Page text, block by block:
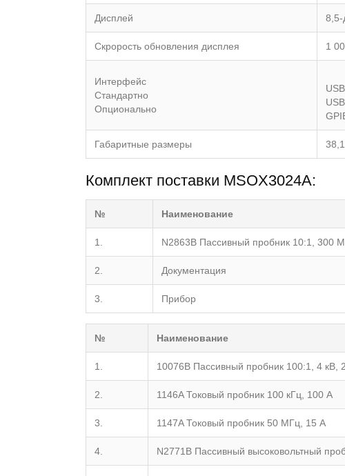
Дисплей 8,5-
Скрорость обновления дисплея 1
Интерфейс
Стандартно
Опционально
Габаритные размеры
Комплект поставки MSOX3024A:
№ Наименование
1. N2863B Пассивный пробник 10:1, 300
2. Документация
3. Прибор
№ Наименование
1. 10076B Пассивный пробник 100:1, 4 кВ,
2. 1146A Токовый пробник 100 кГц, 100 A
3. 1147A Токовый пробник 50 МГц, 15 A
4. N2771B Пассивный высоковольтный